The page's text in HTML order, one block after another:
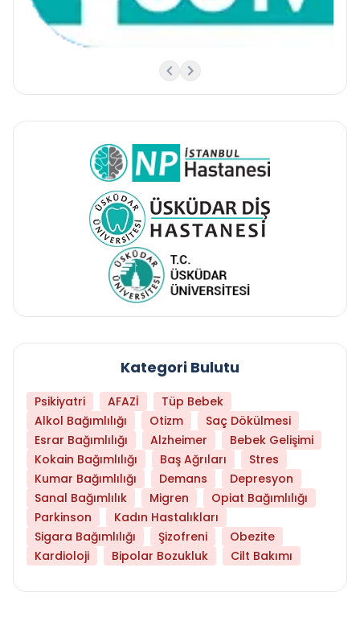
Kategori Bulutu
Psikiyatri AFAZİ
Tüp Bebek
Alkol Bağımlılığı
Otizm
Saç Dökülmesi
Esrar Bağımlılığı
Alzheimer
Bebek Gelişimi
Kokain Bağımlılığı
Baş Ağrıları
Stres
Kumar Bağımlılığı
Demans
Depresyon
Sanal Bağımlılık
Migren
Opiat Bağımlılığı
Parkinson
Kadın Hastalıkları
Sigara Bağımlılığı
Şizofreni
Obezite
Kardioloji
Bipolar Bozukluk Cilt Bakımı